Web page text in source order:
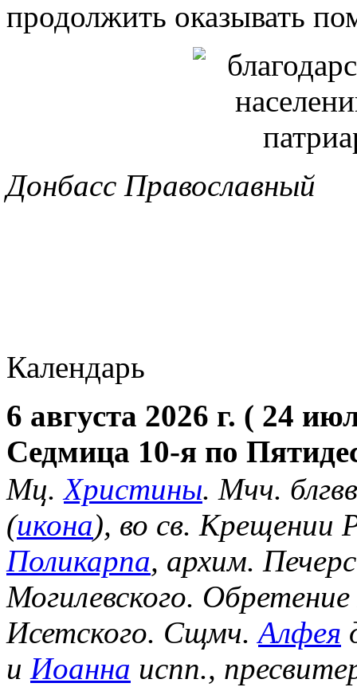
продолжить оказывать
Донбасс Православный
Календарь
6 августа 2026 г. ( 24
Седмица 10-я по
Мц.Христины. Мчч.
(икона), во св. Крещении
Поликарпа, архим.
Могилевского.
Исетского. Сщмч.Алфея
и Иоанна испп.,